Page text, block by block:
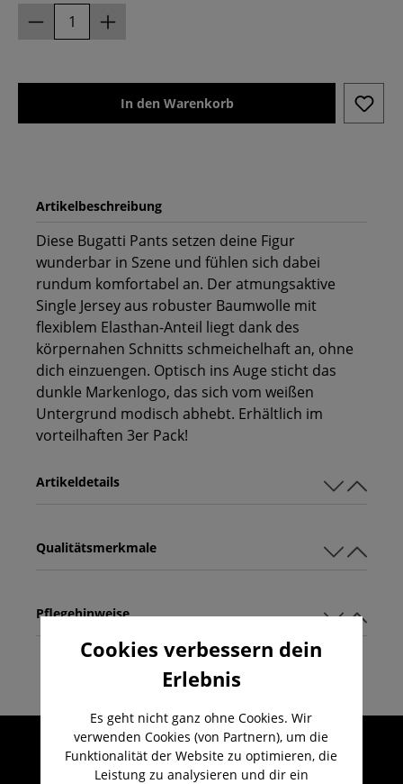
In den Warenkorb
Artikelbeschreibung
Diese Bugatti Pants setzen deine Figur
wunderbar in Szene und fühlen sich dabei
rundum komfortabel an. Der atmungsaktive
Single Jersey aus robuster Baumwolle mit
flexiblem Elasthan-Anteil liegt dank des
körpernahen Schnitts schmeichelhaft an, ohne
dich einzuengen. Optisch ins Auge sticht das
dunkle Markenlogo, das sich vom weißen
Untergrund modisch abhebt. Erhältlich im
vorteilhaften 3er Pack!
Qualitätsmerkmale
Artikeldetails
Pflegehinweise
Umfangreicher Kundenservice
Kauf auf Rechnung
Cookies verbessern dein
Erlebnis
Es geht nicht ganz ohne Cookies. Wir
verwenden Cookies (von Partnern), um die
Funktionalität der Website zu optimieren, die
Leistung zu analysieren und dir ein